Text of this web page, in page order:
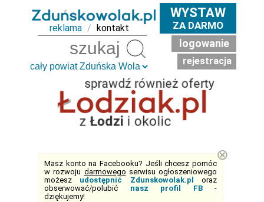
reklama / kontakt
WYSTAW
ZA DARMO
logowanie
rejestracja
Masz konto na Facebooku? Jeśli chcesz pomóc
w rozwoju darmowego serwisu ogłoszeniowego
możesz udostępnić Zdunskowolak.pl
oraz
obserwować/polubić nasz profil FB-
dziękujemy!
⊗